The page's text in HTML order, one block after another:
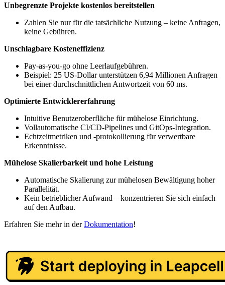
Unbegrenzte Projekte kostenlos bereitstellen
Zahlen Sie nur für die tatsächliche Nutzung – keine Anfragen,
keine Gebühren.
Unschlagbare Kosteneffizienz
Pay-as-you-go ohne Leerlaufgebühren.
Beispiel: 25 US-Dollar unterstützen 6,94 Millionen Anfragen
bei einer durchschnittlichen Antwortzeit von 60 ms.
Optimierte Entwicklererfahrung
Intuitive Benutzeroberfläche für mühelose Einrichtung.
Vollautomatische CI/CD-Pipelines und GitOps-Integration.
Echtzeitmetriken und -protokollierung für verwertbare
Erkenntnisse.
Mühelose Skalierbarkeit und hohe Leistung
Automatische Skalierung zur mühelosen Bewältigung hoher
Parallelität.
Kein betrieblicher Aufwand – konzentrieren Sie sich einfach
auf den Aufbau.
Erfahren Sie mehr in derDokumentation!